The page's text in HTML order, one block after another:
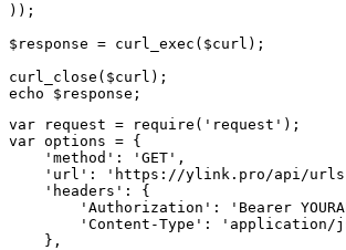
));
$response = curl_exec($curl);
curl_close($curl);
echo $response;
var request = require('request');
var options = {
    'method': 'GET',
'url': 'https://ylink.pro/api/
    'headers': {
'Authorization': 'Bearer
'Content-Type': 'application/
    },